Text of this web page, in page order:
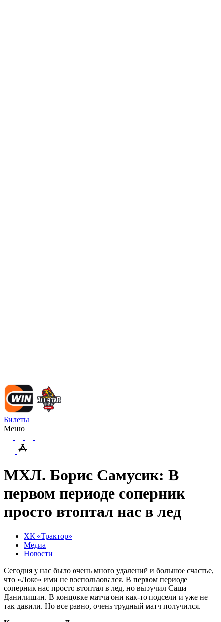
Билеты
Меню
МХЛ. Борис Самусик: В
первом периоде соперник
просто втоптал нас в лед
ХК «Трактор»
Медиа
Новости
Сегодня у нас было очень много удалений и большое счастье,
что «Локо» ими не воспользовался. В первом периоде
соперник нас просто втоптал в лед, но выручил Саша
Данилишин. В концовке матча они как-то подсели и уже не
так давили. Но все равно, очень трудный матч получился.